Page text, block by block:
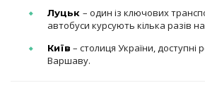
Луцьк – один із ключових
автобуси курсують кілька разів
Київ – столиця України, доступні
Варшаву.